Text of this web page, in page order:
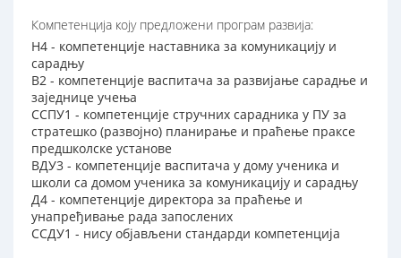
Компетенција коју предложени програм развија:
Н4 - компетенције наставника за комуникацију и
сарадњу
В2 - компетенције васпитача за развијање сарадње и
заједнице учења
ССПУ1 - компетенције стручних сарадника у ПУ за
стратешко (развојно) планирање и праћење праксе
предшколске установе
ВДУ3 - компетенције васпитача у дому ученика и
школи са домом ученика за комуникацију и сарадњу
Д4 - компетенције директора за праћење и
унапређивање рада запослених
ССДУ1 - нису објављени стандарди компетенција